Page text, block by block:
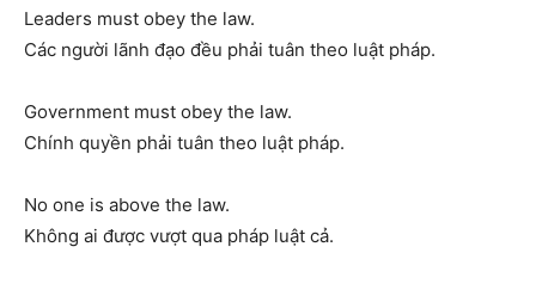
Leaders must obey the law.
Các người lãnh đạo đều phải tuân theo luật pháp.
Government must obey the law.
Chính quyền phải tuân theo luật pháp.
No one is above the law.
Không ai được vượt qua pháp luật cả.